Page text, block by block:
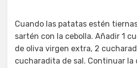
Cuando las patatas estén
sartén con la cebolla. Añadir 1
de oliva virgen extra, 2
cucharadita de sal. Continuar